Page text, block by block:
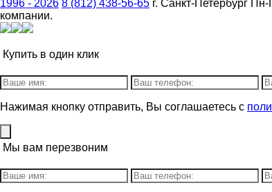
1996 - 2026 8 (812) 438-56-65 г. Санкт-Петербург Пн-
компании.
Купить в один клик
Нажимая кнопку отправить, Вы соглашаетесь с
Мы вам перезвоним